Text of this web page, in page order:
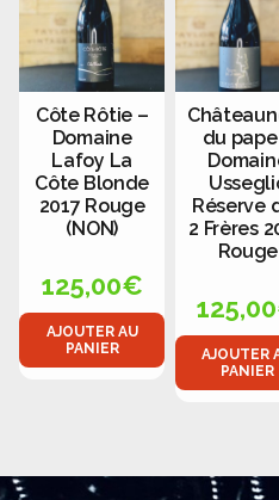
Côte Rôtie –
Domaine
Lafoy La
Côte Blonde
2017 Rouge
(NON)
125,00€
AJOUTER AU
PANIER
du
Réserve
2 Frères
Rouge
125,00
AJOUTER
PANIER